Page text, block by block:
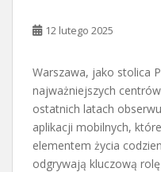
12 lutego 2025
Warszawa, jako stolica
najważniejszych
ostatnich latach
aplikacji mobilnych,
elementem życia
odgrywają kluczową